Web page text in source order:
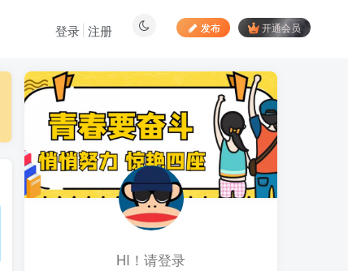
发布 开通会员
登录 注册
最新文章
1 最新出的全新平台点赞关
注播放任务项目 动动手指一
天几十收益
3小时前 355
2 腾讯视频代运营 长期项
目 账号全托管 每周稳入几
百 长期稳定省心省力
4小时前
居家拍视频 苹果手动采
HI！请登录